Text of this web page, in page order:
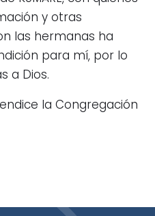
y otras
las hermanas ha
para mí, por lo
a Dios.
la Congregación